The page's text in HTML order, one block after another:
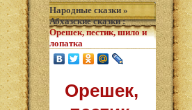
Народные сказки »
Абхазские сказки:
Орешек, пестик, шило и
лопатка
Орешек,